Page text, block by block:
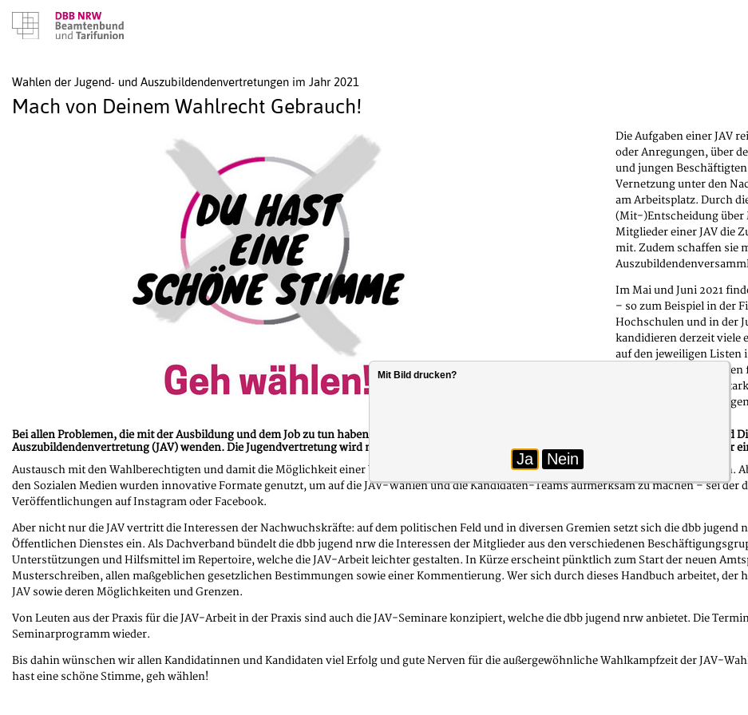
Wahlen der Jugend- und Auszubildendenvertretungen im Jahr 2021
Mach von Deinem Wahlrecht Gebrauch!
Bei allen Problemen, die mit der Ausbildung und dem Job zu tun haben, können Auszubildende und Anwärter*innen sich in den Behörden und
Auszubildendenvertretung (JAV) wenden. Die Jugendvertretung wird nach den Vorgaben des Landespersonalvertretungs-gesetzes (LPVG) für
Die Aufgaben einer JAV
oder Anregungen, über
und jungen
Vernetzung unter den
am Arbeitsplatz. Durch
(Mit-)Entscheidung über
Mitglieder einer JAV die
mit. Zudem schaffen sie
Im Mai und Juni 2021
– so zum Beispiel in der
Hochschulen und in der
kandidieren derzeit viele
auf den jeweiligen Listen
kommenden zwei
Arbeitsbedingungen
Wahlkampf-
Austausch mit den Wahlberechtigten und damit die Möglichkeit einer Vorstellung von Kandidatinnen und Kandidaten wesentlich erschweren.
den Sozialen Medien wurden innovative Formate genutzt, um auf die JAV-Wahlen und die Kandidaten-Teams aufmerksam zu machen – sei der
Veröffentlichungen auf Instagram oder Facebook.
Aber nicht nur die JAV vertritt die Interessen der Nachwuchskräfte: auf dem politischen Feld und in diversen Gremien setzt sich die dbb
Öffentlichen Dienstes ein. Als Dachverband bündelt die dbb jugend nrw die Interessen der Mitglieder aus den verschiedenen
Unterstützungen und Hilfsmittel im Repertoire, welche die JAV-Arbeit leichter gestalten. In Kürze erscheint pünktlich zum Start der neuen
Musterschreiben, allen maßgeblichen gesetzlichen Bestimmungen sowie einer Kommentierung. Wer sich durch dieses Handbuch arbeitet, der
JAV sowie deren Möglichkeiten und Grenzen.
Von Leuten aus der Praxis für die JAV-Arbeit in der Praxis sind auch die JAV-Seminare konzipiert, welche die dbb jugend nrw anbietet. Die
Seminarprogramm wieder.
Bis dahin wünschen wir allen Kandidatinnen und Kandidaten viel Erfolg und gute Nerven für die außergewöhnliche Wahlkampfzeit der JAV-
hast eine schöne Stimme, geh wählen!
Mit Bild drucken?
Ja Nein